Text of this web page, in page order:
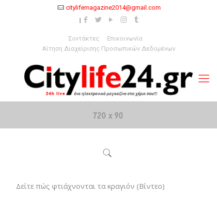
citylifemagazine2014@gmail.com
Συντάκτες
Επικοινωνία
Αίτηση Διαχείρισης Προσωπικών Δεδομένων
Δείτε πώς φτιάχνονται τα κραγιόν (Βίντεο)